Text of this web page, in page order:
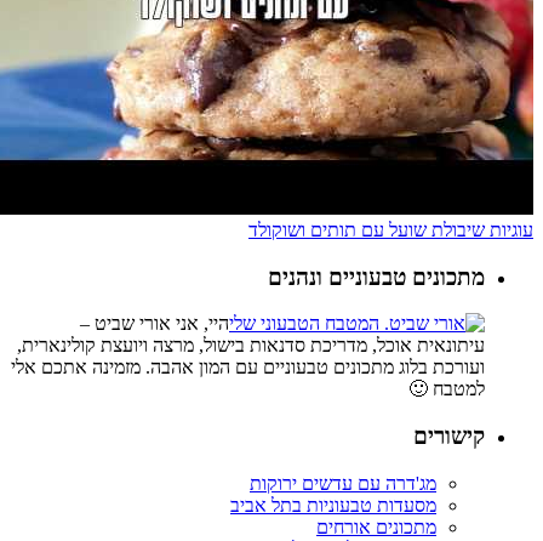
עוגיות שיבולת שועל עם תותים ושוקולד
מתכונים טבעוניים ונהנים
היי, אני אורי שביט –
עיתונאית אוכל, מדריכת סדנאות בישול, מרצה ויועצת קולינארית,
ועורכת בלוג מתכונים טבעוניים עם המון אהבה. מזמינה אתכם אלי
למטבח 🙂
קישורים
מג'דרה עם עדשים ירוקות
מסעדות טבעוניות בתל אביב
מתכונים אורחים